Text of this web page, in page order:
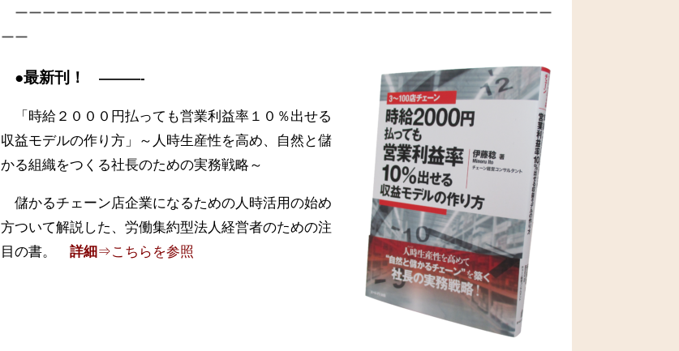
ーーーーーーーーーーーーーーーーーーーーーーーーーーーーーーーーーーーーーーー
ーー
●最新刊！ ———-
「時給２０００円払っても営業利益率１０％出せる
収益モデルの作り方」～人時生産性を高め、自然と儲
かる組織をつくる社長のための実務戦略～
儲かるチェーン店企業になるための人時活用の始め
方ついて解説した、労働集約型法人経営者のための注
目の書。
詳細 ⇒こちらを参照